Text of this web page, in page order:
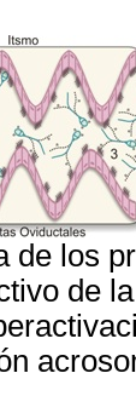
de los
de